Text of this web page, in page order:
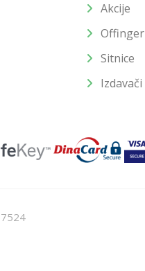
Akcije
Offinger
Sitnice
Izdavači